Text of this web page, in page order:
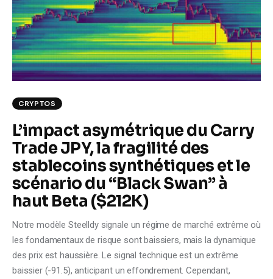
Climate
Markets
Tech
Reports
Shop
CRYPTOS
L’impact asymétrique du Carry
Trade JPY, la fragilité des
stablecoins synthétiques et le
scénario du “Black Swan” à
haut Beta ($212K)
Notre modèle Steelldy signale un régime de marché extrême où
les fondamentaux de risque sont baissiers, mais la dynamique
des prix est haussière. Le signal technique est un extrême
baissier (-91.5), anticipant un effondrement. Cependant,